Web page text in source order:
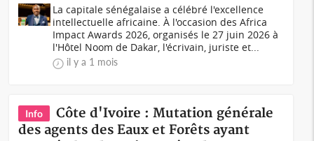
La capitale sénégalaise a célébré l'excellence
intellectuelle africaine. À l'occasion des Africa
Impact Awards 2026, organisés le 27 juin 2026 à
l'Hôtel Noom de Dakar, l'écrivain, juriste et...
il y a 1 mois
Info
Côte d'Ivoire : Mutation générale
des agents des Eaux et Forêts ayant